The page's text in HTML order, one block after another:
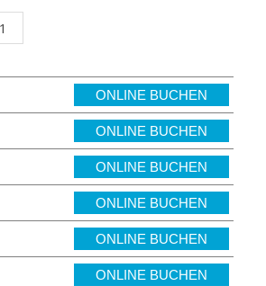
ONLINE BUCHEN
ONLINE BUCHEN
ONLINE BUCHEN
ONLINE BUCHEN
ONLINE BUCHEN
ONLINE BUCHEN